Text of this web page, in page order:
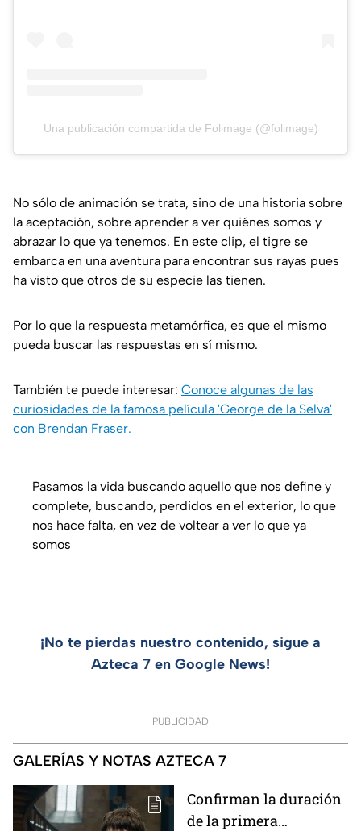
Una publicación compartida de Folimage (@folimage)
No sólo de animación se trata, sino de una historia sobre
la aceptación, sobre aprender a ver quiénes somos y
abrazar lo que ya tenemos. En este clip, el tigre se
embarca en una aventura para encontrar sus rayas pues
ha visto que otros de su especie las tienen.
Por lo que la respuesta metamórfica, es que el mismo
pueda buscar las respuestas en sí mismo.
También te puede interesar: Conoce algunas de las
curiosidades de la famosa película 'George de la Selva'
con Brendan Fraser.
Pasamos la vida buscando aquello que nos define y
complete, buscando, perdidos en el exterior, lo que
nos hace falta, en vez de voltear a ver lo que ya
somos
¡No te pierdas nuestro contenido, sigue a
Azteca 7 en Google News!
PUBLICIDAD
GALERÍAS Y NOTAS AZTECA 7
Confirman la duración
de la primera